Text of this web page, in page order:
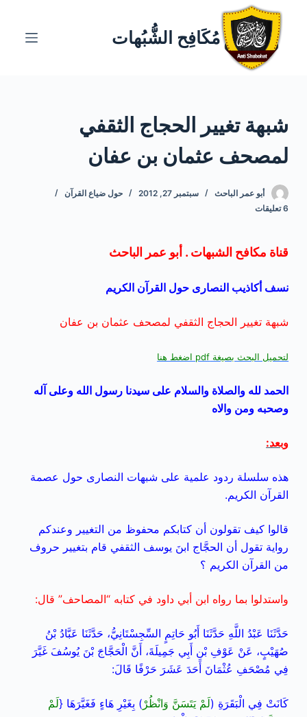
مُكَافِح الشُّبُهات
شبهة تغيير الحجاج الثقفي
لمصحف عثمان بن عفان
أبو عمر الباحث سبتمبر 27, 2012
حول ضياع القرآن
6 تعليقات
قناة مكافح الشبهات . أبو عمر الباحث
نسف أكاذيب النصارى حول القرآن الكريم
شبهة تغيير الحجاج الثقفي لمصحف عثمان بن عفان
لتحميل البحث بصيغة pdf اضغط هنا
الحمد لله والصلاة والسلام على سيدنا رسول الله وعلى آله
وصحبه ومن والاه
وبعد:
هذه سلسلة ردود علمية على شبهات النصارى حول عصمة
القرآن الكريم.
قالوا كيف تقولون أن كتابكم محفوظ من التغيير وعندكم
رواية تقول أن الحجَّاج ابنَ يوسف الثقفي قام بتغيير حروف
من القرآن الكريم ؟
واستدلوا بما رواه ابن أبي داود في كتابه “المصاحف” قال:
حَدَّثَنَا عَبْدُ اللَّهِ حَدَّثَنَا أَبُو حَاتِمٍ السِّجِسْتَانِيُّ، حَدَّثَنَا عَبَّادُ بْنُ
صُهَيْبٍ، عَنْ عَوْفِ بْنِ أَبِي جَمِيلَةَ، أَنَّ الْحَجَّاجَ بْنَ يُوسُفَ غَيَّرَ
فِي مُصْحَفِ عُثْمَانَ أَحَدَ عَشَرَ حَرْفًا قَالَ:
كَانَتْ فِي الْبَقَرَةِ (لَمْ يَتَسَنَّ وَانْظُرْ ) بِغَيْرِ هَاءٍ فَغَيَّرَهَا {لَمْ